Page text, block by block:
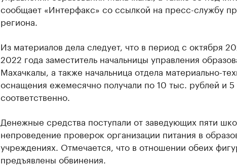
сообщает «Интерфакс» со ссылкой на пресс-службу
региона.
Из материалов дела следует, что в период с октября
2022 года заместитель начальницы управления
Махачкалы, а также начальница отдела материально-
оснащения ежемесячно получали по 10 тыс. рублей и
соответственно.
Денежные средства поступали от заведующих пяти
непроведение проверок организации питания в
учреждениях. Отмечается, что в отношении обеих
предъявлены обвинения.